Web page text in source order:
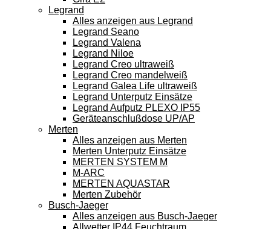
Legrand
Alles anzeigen aus Legrand
Legrand Seano
Legrand Valena
Legrand Niloe
Legrand Creo ultraweiß
Legrand Creo mandelweiß
Legrand Galea Life ultraweiß
Legrand Unterputz Einsätze
Legrand Aufputz PLEXO IP55
Geräteanschlußdose UP/AP
Merten
Alles anzeigen aus Merten
Merten Unterputz Einsätze
MERTEN SYSTEM M
M-ARC
MERTEN AQUASTAR
Merten Zubehör
Busch-Jaeger
Alles anzeigen aus Busch-Jaeger
Allwetter IP44 Feuchtraum